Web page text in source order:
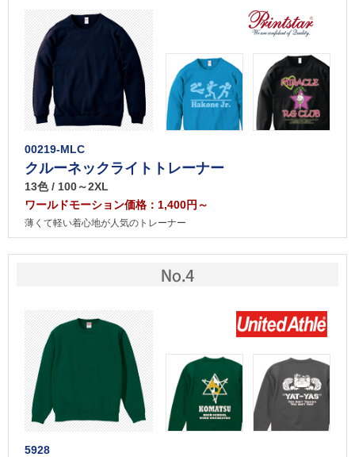
00219-MLC
クルーネックライトトレーナー
13色 / 100～2XL
ワールドモーション価格：1,400円～
薄くて軽い着心地が人気のトレーナー
5928